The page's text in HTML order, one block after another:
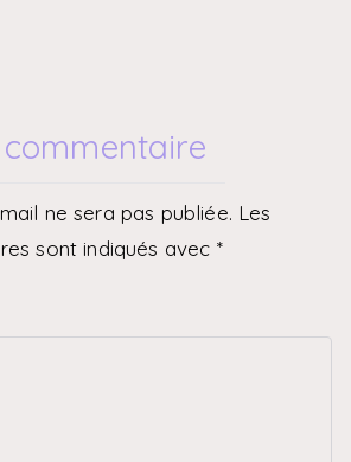
ne sera pas publiée. Les
sont indiqués avec *